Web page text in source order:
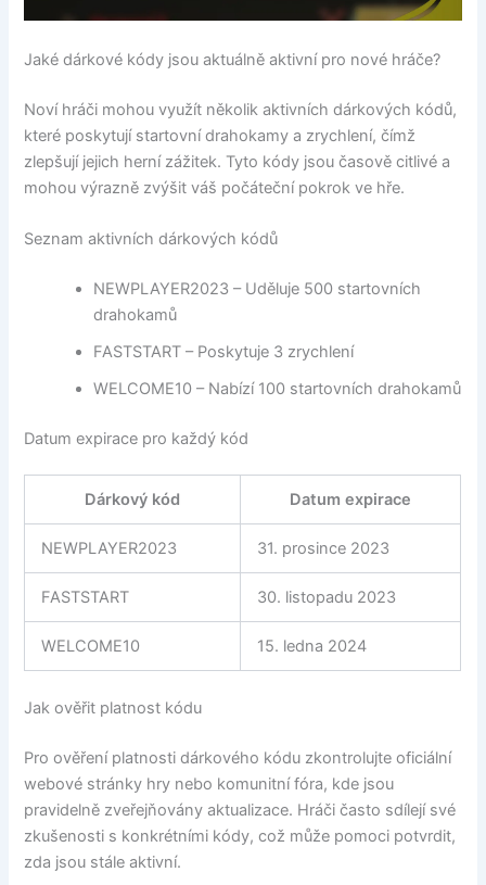
Jaké dárkové kódy jsou aktuálně aktivní pro nové hráče?
Noví hráči mohou využít několik aktivních dárkových kódů,
které poskytují startovní drahokamy a zrychlení, čímž
zlepšují jejich herní zážitek. Tyto kódy jsou časově citlivé a
mohou výrazně zvýšit váš počáteční pokrok ve hře.
Seznam aktivních dárkových kódů
NEWPLAYER2023 – Uděluje 500 startovních
drahokamů
FASTSTART – Poskytuje 3 zrychlení
WELCOME10 – Nabízí 100 startovních drahokamů
Datum expirace pro každý kód
Dárkový kód Datum expirace
NEWPLAYER2023 31. prosince 2023
FASTSTART 30. listopadu 2023
WELCOME10 15. ledna 2024
Jak ověřit platnost kódu
Pro ověření platnosti dárkového kódu zkontrolujte oficiální
webové stránky hry nebo komunitní fóra, kde jsou
pravidelně zveřejňovány aktualizace. Hráči často sdílejí své
zkušenosti s konkrétními kódy, což může pomoci potvrdit,
zda jsou stále aktivní.